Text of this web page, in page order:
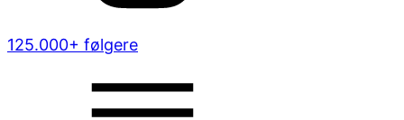
125.000+ følgere